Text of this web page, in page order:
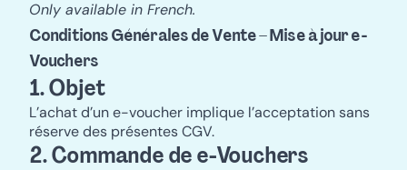
Only available in French.
Conditions Générales de Vente – Mise à jour e-
Vouchers
1. Objet
L’achat d’un e-voucher implique l’acceptation sans
réserve des présentes CGV.
2. Commande de e-Vouchers